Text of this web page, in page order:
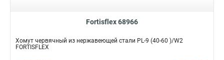
Fortisflex 68966
Хомут червячный из нержавеющей стали PL-9 (40-60 )/W2
FORTISFLEX